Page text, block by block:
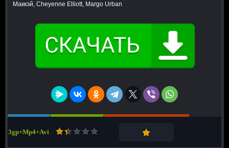
Маккэй, Cheyenne Elliott, Margo Urban
3gp+Mp4+Avi